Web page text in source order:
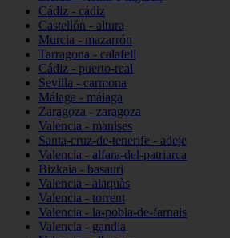
Cádiz - cádiz
Castellón - altura
Murcia - mazarrón
Tarragona - calafell
Cádiz - puerto-real
Sevilla - carmona
Málaga - málaga
Zaragoza - zaragoza
Valencia - manises
Santa-cruz-de-tenerife - adeje
Valencia - alfara-del-patriarca
Bizkaia - basauri
Valencia - alaquàs
Valencia - torrent
Valencia - la-pobla-de-farnals
Valencia - gandia